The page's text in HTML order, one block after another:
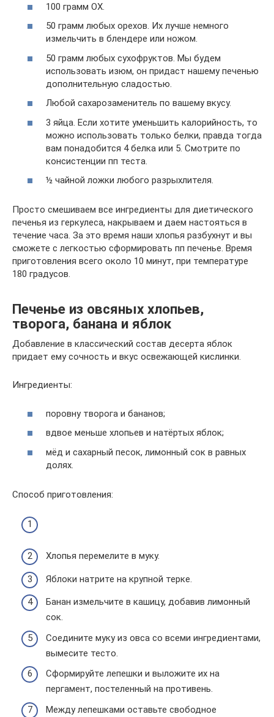
100 грамм ОХ.
50 грамм любых орехов. Их лучше немного
измельчить в блендере или ножом.
50 грамм любых сухофруктов. Мы будем
использовать изюм, он придаст нашему печенью
дополнительную сладостью.
Любой сахарозаменитель по вашему вкусу.
3 яйца. Если хотите уменьшить калорийность, то
можно использовать только белки, правда тогда
вам понадобится 4 белка или 5. Смотрите по
консистенции пп теста.
½ чайной ложки любого разрыхлителя.
Просто смешиваем все ингредиенты для диетического
печенья из геркулеса, накрываем и даем настояться в
течение часа. За это время наши хлопья разбухнут и вы
сможете с легкостью сформировать пп печенье. Время
приготовления всего около 10 минут, при температуре
180 градусов.
Печенье из овсяных хлопьев,
творога, банана и яблок
Добавление в классический состав десерта яблок
придает ему сочность и вкус освежающей кислинки.
Ингредиенты:
поровну творога и бананов;
вдвое меньше хлопьев и натёртых яблок;
мёд и сахарный песок, лимонный сок в равных
долях.
Способ приготовления:
Хлопья перемелите в муку.
Яблоки натрите на крупной терке.
Банан измельчите в кашицу, добавив лимонный
сок.
Соедините муку из овса со всеми ингредиентами,
вымесите тесто.
Сформируйте лепешки и выложите их на
пергамент, постеленный на противень.
Между лепешками оставьте свободное